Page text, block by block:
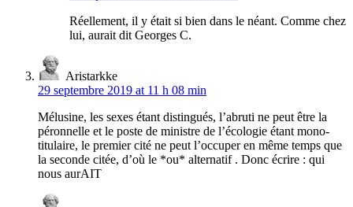
Réellement, il y était si bien dans le néant. Comme chez
lui, aurait dit Georges C.
Aristarkke
29 septembre 2019 at 11 h 08 min
Mélusine, les sexes étant distingués, l’abruti ne peut être la
péronnelle et le poste de ministre de l’écologie étant mono-
titulaire, le premier cité ne peut l’occuper en même temps que
la seconde citée, d’où le *ou* alternatif . Donc écrire : qui
nous aurAIT